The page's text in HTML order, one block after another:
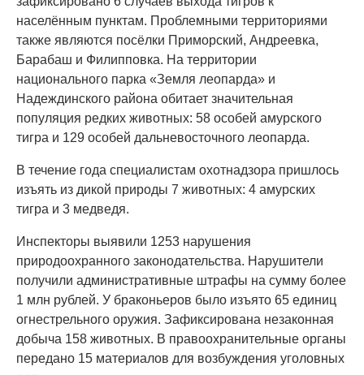
населённым пунктам. Проблемными территориями
также являются посёлки Приморский, Андреевка,
Барабаш и Филипповка. На территории
национального парка «Земля леопарда» и
Надеждинского района обитает значительная
популяция редких животных: 58 особей амурского
тигра и 129 особей дальневосточного леопарда.
В течение года специалистам охотнадзора пришлось
изъять из дикой природы 7 животных: 4 амурских
тигра и 3 медведя.
Инспекторы выявили 1253 нарушения
природоохранного законодательства. Нарушители
получили административные штрафы на сумму более
1 млн рублей. У браконьеров было изъято 65 единиц
огнестрельного оружия. Зафиксирована незаконная
добыча 158 животных. В правоохранительные органы
передано 15 материалов для возбуждения уголовных